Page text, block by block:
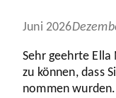
Juni 2026
Sehr geehrte
zu können, dass
nommen